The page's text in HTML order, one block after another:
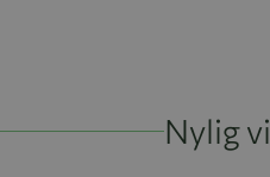
Nylig